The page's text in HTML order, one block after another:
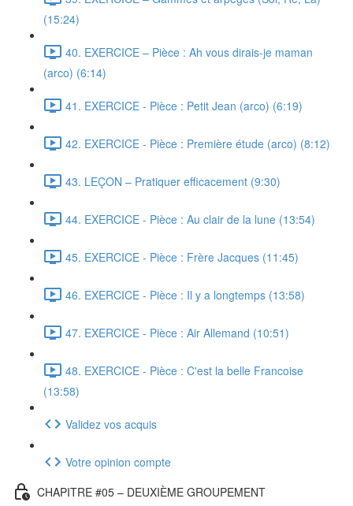
(15:24)
40. EXERCICE – Pièce : Ah vous dirais-je maman
(arco) (6:14)
41. EXERCICE - Pièce : Petit Jean (arco) (6:19)
42. EXERCICE - Pièce : Première étude (arco) (8:12)
43. LEÇON – Pratiquer efficacement (9:30)
44. EXERCICE - Pièce : Au clair de la lune (13:54)
45. EXERCICE - Pièce : Frère Jacques (11:45)
46. EXERCICE - Pièce : Il y a longtemps (13:58)
47. EXERCICE - Pièce : Air Allemand (10:51)
48. EXERCICE - Pièce : C'est la belle Francoise
(13:58)
Validez vos acquis
Votre opinion compte
CHAPITRE #05 – DEUXIÈME GROUPEMENT